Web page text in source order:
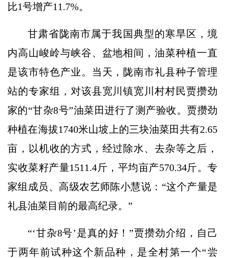
比1号增产11.7%。
甘肃省陇南市属于我国典型的寒旱区，境
内高山峻岭与峡谷、盆地相间，油菜种植一直
是该市特色产业。当天，陇南市礼县种子管理
站的专家组，对该县宽川镇宽川村村民贾攒劲
家的“甘杂8号”油菜田进行了测产验收。贾攒劲
种植在海拔1740米山坡上的三块油菜田共有2.65
亩，以机收的方式，经过除水、去杂等之后，
实收菜籽产量1511.4斤，平均亩产570.34斤。专
家组成员、高级农艺师陈小慧说：“这个产量是
礼县油菜目前的最高纪录。”
“‘甘杂8号’是真的好！”贾攒劲介绍，自己
于两年前试种这个新品种，是全村第一个“尝